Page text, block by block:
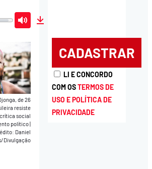
Mute
de 26
resiste
social
político
Daniel
Divulgação
LI E CONCORDO
COM OSTERMOS DE
USO E POLÍTICA DE
PRIVACIDADE